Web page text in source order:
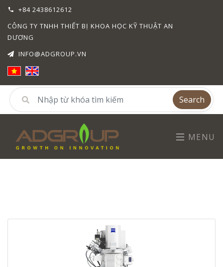
+84 2438612612
CÔNG TY TNHH THIẾT BỊ KHOA HỌC KỸ THUẬT AN
DƯƠNG
INFO@ADGROUP.VN
Search
MENU